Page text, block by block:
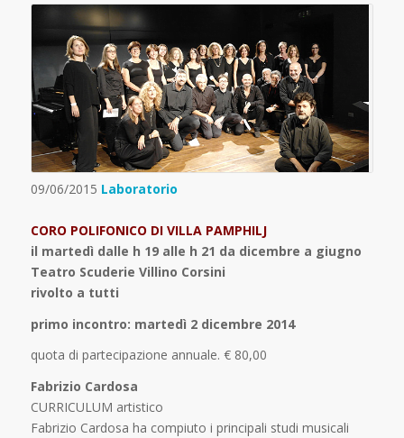
09/06/2015 Laboratorio
CORO POLIFONICO DI VILLA PAMPHILJ
il martedì dalle h 19 alle h 21 da dicembre a giugno
Teatro Scuderie Villino Corsini
rivolto a tutti
primo incontro: martedì 2 dicembre 2014
quota di partecipazione annuale. € 80,00
Fabrizio Cardosa
CURRICULUM artistico
Fabrizio Cardosa ha compiuto i principali studi musicali